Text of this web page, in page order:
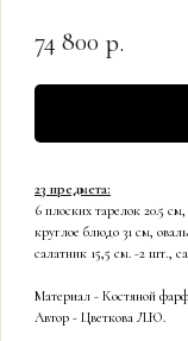
74 800 р.
23 предмета:
6 плоских тарелок 20.5
круглое блюдо 31 см,
салатник 15,5 см. -2 шт.,
Материал - Костяной
Автор - Цветкова Л.Ю.